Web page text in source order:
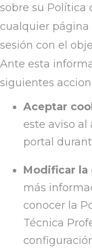
sobre su Política
cualquier
sesión con el
Ante esta
siguientes
Aceptar
este aviso al
portal
Modificar la
más
conocer la
Técnica